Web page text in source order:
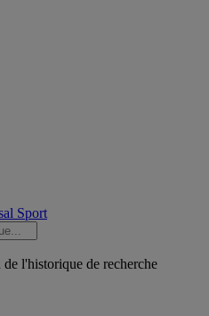
l'historique de recherche